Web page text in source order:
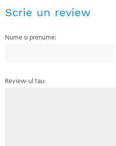
Scrie un review
Nume si prenume:
Review-ul tau: